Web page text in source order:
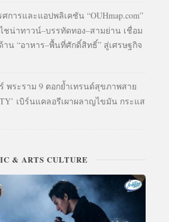
การและแอปพลิเคชัน “OUHmap.com”
ชน่าทาวน์–บรรทัดทอง–สามย่าน เชื่อม
น “อาหาร–พื้นที่ศักดิ์สิทธิ์” สู่เศรษฐกิจ
พระราม 9 ตอกย้ำเทรนด์สุขภาพสาย
เบิร์นแคลอรีเผาผลาญไขมัน กระแส
& ARTS CULTURE